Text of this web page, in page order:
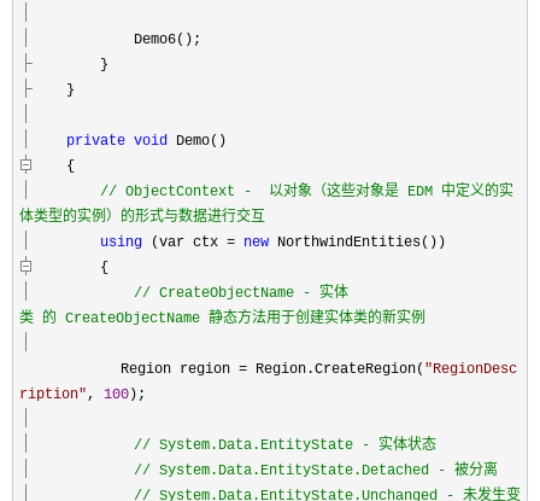
Demo6();
}
}
private void Demo()
{
// ObjectContext - 以对象（这些对象是 EDM 中定义的实
体类型的实例）的形式与数据进行交互
using (var ctx = new NorthwindEntities())
{
// CreateObjectName - 实体
类 的 CreateObjectName 静态方法用于创建实体类的新实例
Region region = Region.CreateRegion( "RegionDesc
ription", 100 );
// System.Data.EntityState - 实体状态
// System.Data.EntityState.Detached - 被分离
// System.Data.EntityState.Unchanged - 未发生变